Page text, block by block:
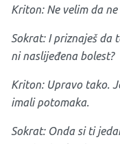
Kriton: Ne velim da ne
Sokrat: I priznaješ da
ni naslijeđena bolest?
Kriton: Upravo tako.
imali potomaka.
Sokrat: Onda si ti